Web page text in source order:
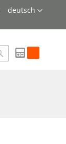
Sprache
deutsch